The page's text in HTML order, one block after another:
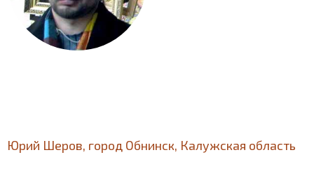
Юрий Шеров, город Обнинск, Калужская область